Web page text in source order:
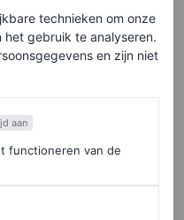
Vogue
tennis inspired
de zomer tijdens
event
technieken om onze
gebruik te analyseren.
en zijn niet
aan
functioneren van de